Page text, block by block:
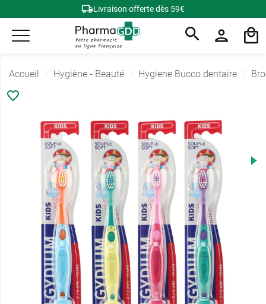
Livraison offerte dès 59€
Accueil Hygiène - Beauté Hygiene Bucco dentaire